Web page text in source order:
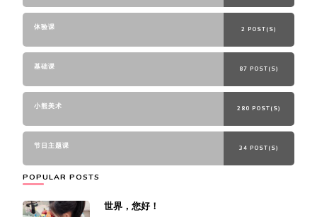
体验课 2 POST(S)
基础课 87 POST(S)
小熊美术 280 POST(S)
节日主题课 34 POST(S)
POPULAR POSTS
世界，您好！